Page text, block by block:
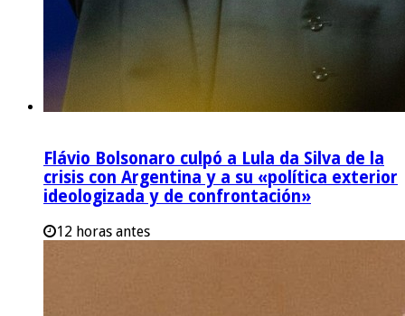
Flávio Bolsonaro culpó a Lula da Silva de la
crisis con Argentina y a su «política exterior
ideologizada y de confrontación»
12 horas antes